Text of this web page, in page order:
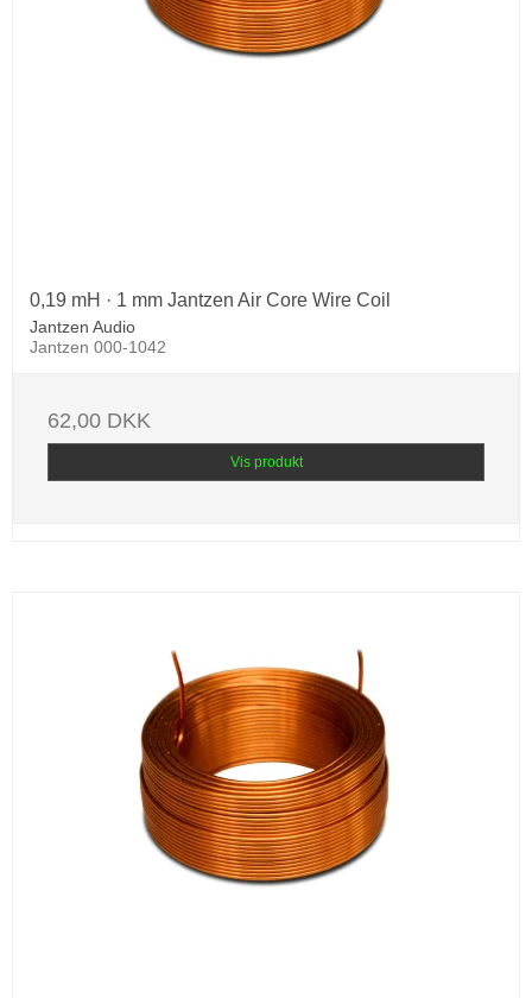
0,19 mH · 1 mm Jantzen Air Core Wire Coil
Jantzen Audio
Jantzen 000-1042
62,00 DKK
Vis produkt